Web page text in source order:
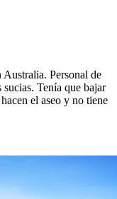
Australia. Personal de
sucias. Tenía que bajar
el aseo y no tiene